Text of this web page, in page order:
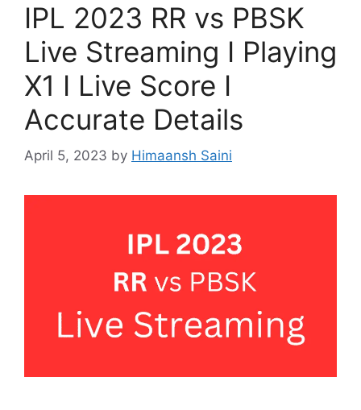
IPL 2023 RR vs PBSK
Live Streaming I Playing
X1 I Live Score I
Accurate Details
April 5, 2023 by Himaansh Saini